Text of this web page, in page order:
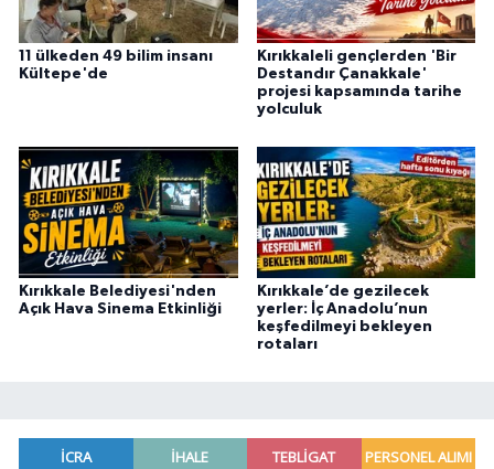
11 ülkeden 49 bilim insanı
Kültepe'de
Kırıkkaleli gençlerden 'Bir
Destandır Çanakkale'
projesi kapsamında tarihe
yolculuk
Kırıkkale Belediyesi'nden
Açık Hava Sinema Etkinliği
Kırıkkale’de gezilecek
yerler: İç Anadolu’nun
keşfedilmeyi bekleyen
rotaları